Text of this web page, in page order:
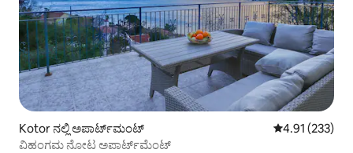
Kotor ನಲ್ಲಿ ಅಪಾರ್ಟ್‌ಮಂಟ್ 5 ರಲ್ಲಿ 4.91
4.91 (233)
ವಿಹಂಗಮ ನೋಟ ಅಪಾರ್ಟ್‌ಮೆಂಟ್